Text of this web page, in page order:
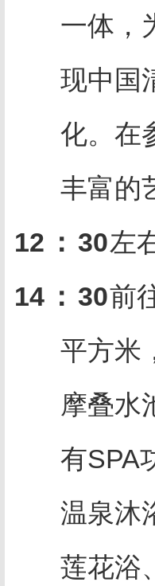
一体，
现中国
化。在
丰富的
12 ： 30左
14 ： 30前
平方米
摩叠水
有SPA
温泉沐
莲花浴